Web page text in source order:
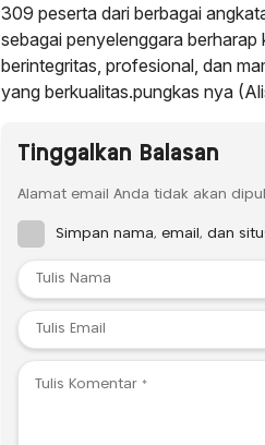
309 peserta dari berbagai
sebagai penyelenggara
berintegritas, profesional, dan
yang berkualitas.pungkas nya
Tinggalkan Balasan
Alamat email Anda tidak akan
Simpan nama, email, dan